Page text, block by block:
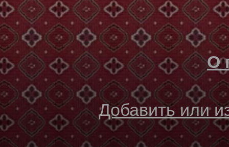
О
Добавить или